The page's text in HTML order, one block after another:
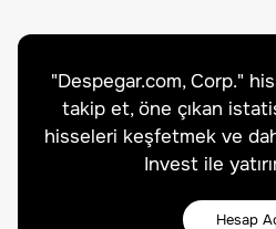
"Despegar.com, Corp."
takip et, öne çıkan
hisseleri keşfetmek ve
Invest ile
Hesap